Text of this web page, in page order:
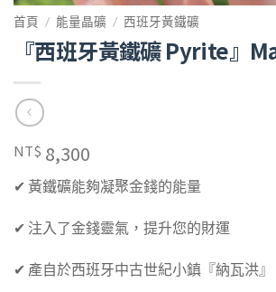
首頁 / 能量晶礦 / 西班牙黃鐵礦
『西班牙黃鐵礦 Pyrite』
NT$ 8,300
✔ 黃鐵礦能夠凝聚金錢的能量
✔ 注入了金錢靈氣，提升您的財運
✔ 產自於西班牙中古世紀小鎮『納瓦洪』